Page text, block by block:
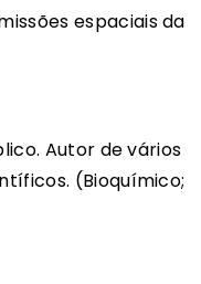
espaciais da
Autor de vários
(Bioquímico;